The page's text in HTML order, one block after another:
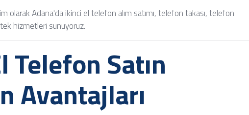
olarak Adana'da ikinci el telefon alım satımı, telefon takası, telefon
hizmetleri sunuyoruz.
Telefon Satın
Avantajları